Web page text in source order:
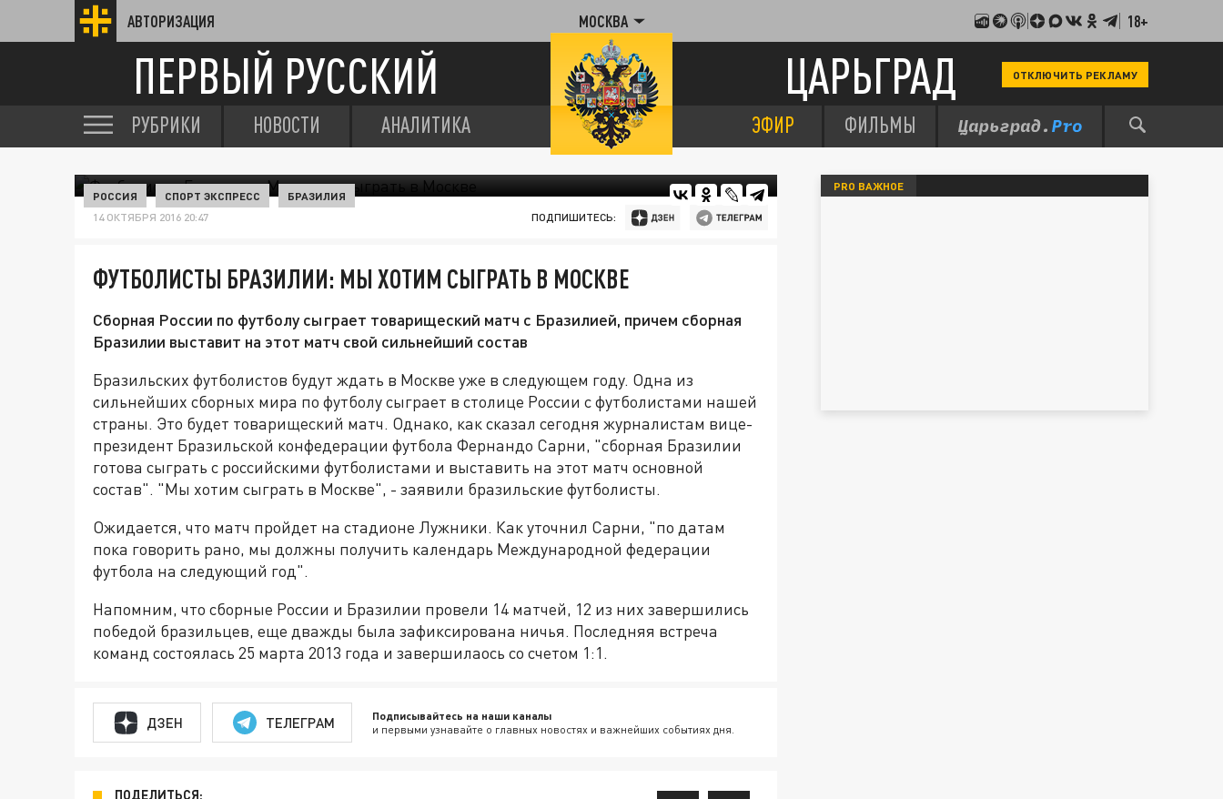
АВТОРИЗАЦИЯ МОСКВА 18+
ПЕРВЫЙ РУССКИЙ ЦАРЬГРАД ОТКЛЮЧИТЬ РЕКЛАМУ
РУБРИКИ НОВОСТИ АНАЛИТИКА ЭФИР ФИЛЬМЫ
РОССИЯ СПОРТ ЭКСПРЕСС БРАЗИЛИЯ
14 ОКТЯБРЯ 2016 20:47 ПОДПИШИТЕСЬ:
ФУТБОЛИСТЫ БРАЗИЛИИ: МЫ ХОТИМ СЫГРАТЬ В МОСКВЕ
Сборная России по футболу сыграет товарищеский матч с Бразилией, причем сборная
Бразилии выставит на этот матч свой сильнейший состав
Бразильских футболистов будут ждать в Москве уже в следующем году. Одна из
сильнейших сборных мира по футболу сыграет в столице России с футболистами нашей
страны. Это будет товарищеский матч. Однако, как сказал сегодня журналистам вице-
президент Бразильской конфедерации футбола Фернандо Сарни, "сборная Бразилии
готова сыграть с российскими футболистами и выставить на этот матч основной
состав". "Мы хотим сыграть в Москве", - заявили бразильские футболисты.
Ожидается, что матч пройдет на стадионе Лужники. Как уточнил Сарни, "по датам
пока говорить рано, мы должны получить календарь Международной федерации
футбола на следующий год".
Напомним, что сборные России и Бразилии провели 14 матчей, 12 из них завершились
победой бразильцев, еще дважды была зафиксирована ничья. Последняя встреча
команд состоялась 25 марта 2013 года и завершилаось со счетом 1:1.
ДЗЕН ТЕЛЕГРАМ Подписывайтесь на наши каналы
и первыми узнавайте о главных новостях и важнейших событиях дня.
ПОДЕЛИТЬСЯ:
PRO ВАЖНОЕ